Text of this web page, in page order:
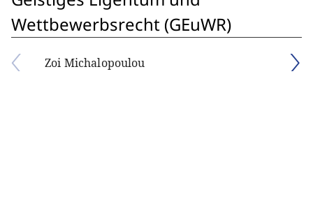
Wettbewerbsrecht (GEuWR)
Zoi Michalopoulou